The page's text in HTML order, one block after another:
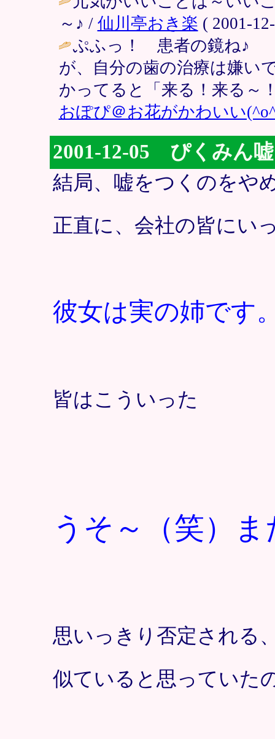
～♪ / 仙川亭おき楽 ( 2001-
ぷふっ！ 患者の鏡ね♪
が、自分の歯の治療は嫌い
かってると「来る！来る～
おぽぴ＠お花がかわいい
2001-12-05 ぴくみん
結局、嘘をつくのをや
正直に、会社の皆にい
彼女は実の姉です
皆はこういった
うそ～（笑）
思いっきり否定される
似ていると思っていた